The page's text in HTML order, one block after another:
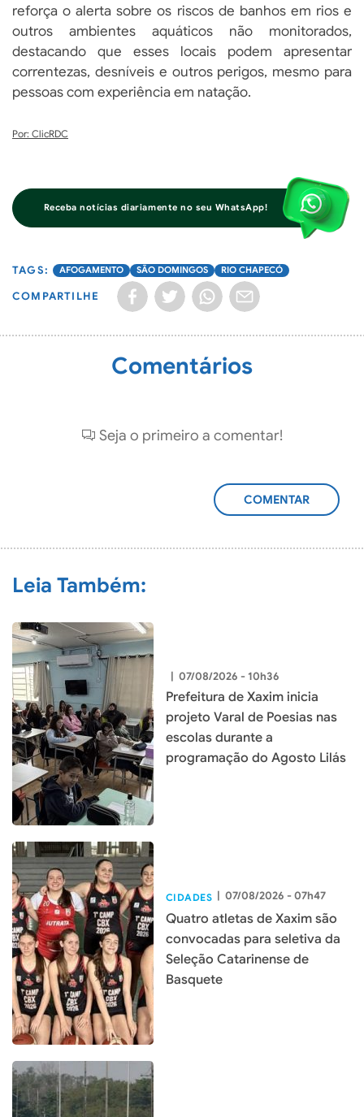
reforça o alerta sobre os riscos de banhos em rios e
outros ambientes aquáticos não monitorados,
destacando que esses locais podem apresentar
correntezas, desníveis e outros perigos, mesmo para
pessoas com experiência em natação.
Por: ClicRDC
Receba notícias diariamente no seu WhatsApp!
AFOGAMENTO SÃO DOMINGOS RIO CHAPECÓ
COMPARTILHE
Comentários
Seja o primeiro a comentar!
ADICIONAR
Leia Também:
| 07/08/2026 - 10h36
Prefeitura de Xaxim inicia
projeto Varal de Poesias nas
escolas durante a
programação do Agosto Lilás
CIDADES | 07/08/2026 - 07h47
Quatro atletas de Xaxim são
convocadas para seletiva da
Seleção Catarinense de
Basquete